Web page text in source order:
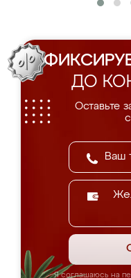
ДО
Оставьте
Я соглашаюсь на